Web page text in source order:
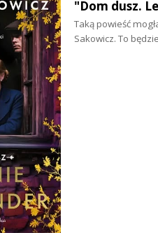
"Dom dusz.
Taką powieść
Sakowicz. To